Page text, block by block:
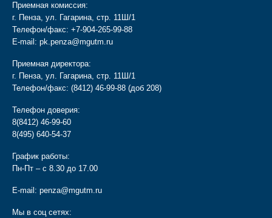
Приемная комиссия:
г. Пенза, ул. Гагарина, стр. 11Ш/1
Телефон/факс: +7-904-265-99-88
E-mail: pk.penza@mgutm.ru
Приемная директора:
г. Пенза, ул. Гагарина, стр. 11Ш/1
Телефон/факс: (8412) 46-99-88 (доб 208)
Телефон доверия:
8(8412) 46-99-60
8(495) 640-54-37
График работы:
Пн-Пт – с 8.30 до 17.00
E-mail: penza@mgutm.ru
Мы в соц сетях: